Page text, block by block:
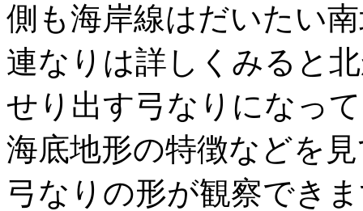
側も海岸線はだいたい
連なりは詳しくみると
せり出す弓なりになっ
海底地形の特徴などを
弓なりの形が観察でき